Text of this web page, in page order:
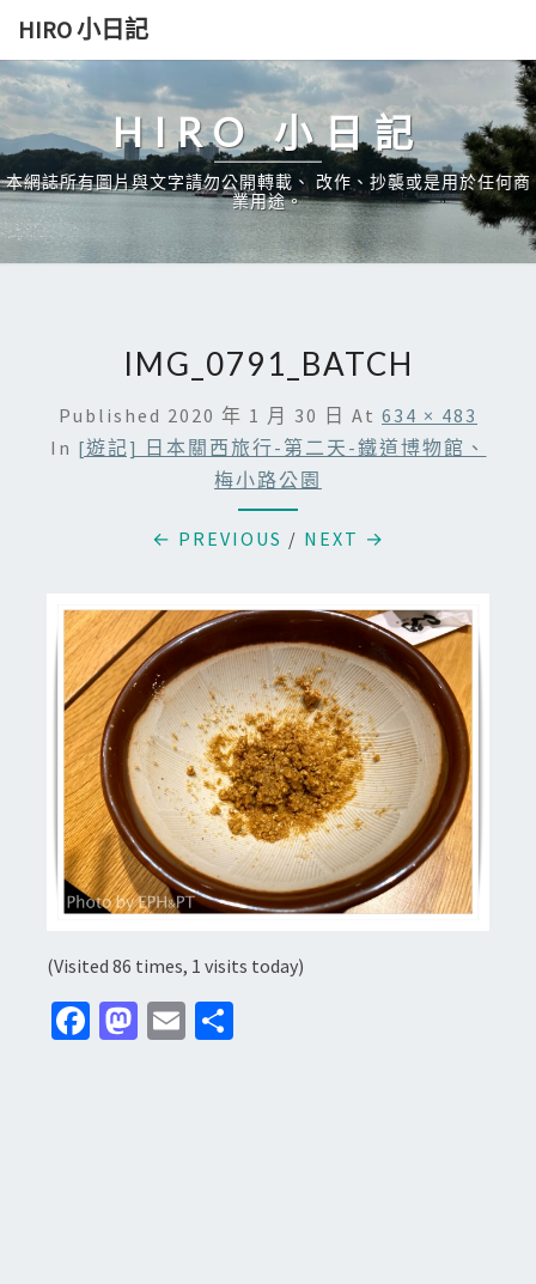
Skip
content
HIRO 小日記
HIRO 小日記
本網誌所有圖片與文字請勿公開轉載、 改作、抄襲或是用於任何商
業用途。
IMG_0791_BATCH
Published 2020 年 1 月 30 日 At 634 × 483
In [遊記] 日本關西旅行-第二天-鐵道博物館、
梅小路公園
← PREVIOUS / NEXT →
(Visited 86 times, 1 visits today)
Fa M E